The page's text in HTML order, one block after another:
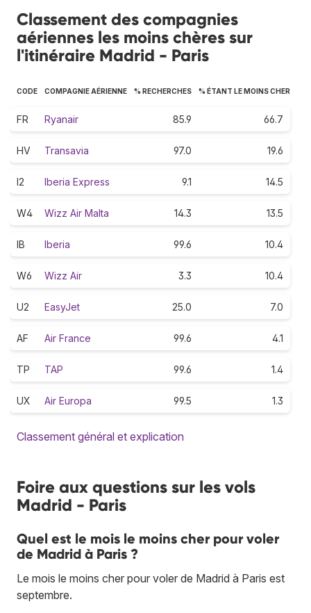
Classement des compagnies
aériennes les moins chères sur
l'itinéraire Madrid - Paris
CODE COMPAGNIE AÉRIENNE % RECHERCHES % ÉTANT LE MOINS CHER
FR Ryanair 85.9 66.7
HV Transavia 97.0 19.6
I2 Iberia Express 9.1 14.5
W4 Wizz Air Malta 14.3 13.5
IB Iberia 99.6 10.4
W6 Wizz Air 3.3 10.4
U2 EasyJet 25.0 7.0
AF Air France 99.6 4.1
TP TAP 99.6 1.4
UX Air Europa 99.5 1.3
Classement général et explication
Foire aux questions sur les vols
Madrid - Paris
Quel est le mois le moins cher pour voler
de Madrid à Paris ?
Le mois le moins cher pour voler de Madrid à Paris est
septembre.